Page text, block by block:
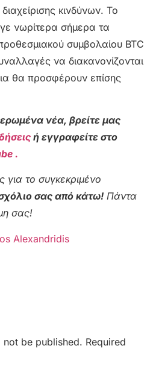
κινδύνων. Το
νωρίτερα σήμερα τα
συμβολαίου BTC
να διακανονίζονται
θα προσφέρουν επίσης
νέα, βρείτε μας
ή εγγραφείτε στο
.
για το συγκεκριμένο
σας από κάτω! Πάντα
σας!
Alexandridis
be published. Required